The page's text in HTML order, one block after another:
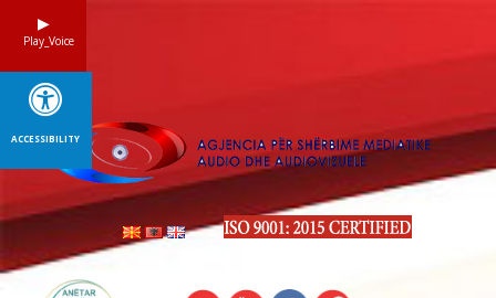
Play_Voice
ACCESSIBILITY